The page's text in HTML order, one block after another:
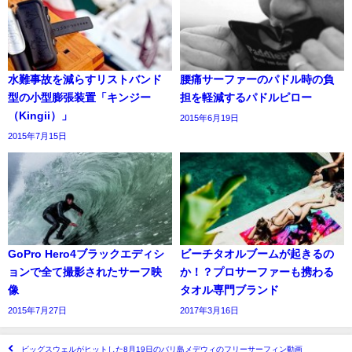
水難事故を減らすリストバンド
型の小型膨張装置「キンジー
（Kingii）」
2015年7月15日
腰痛サーファーのパドル時の負
担を軽減するパドルピロー
2015年6月19日
GoPro Hero4ブラックエディシ
ョンで全て撮影されたサーフ映
像
2015年7月27日
ビーチタオルブームが起きるの
か！？プロサーファーも携わる
タオル専門ブランド
2017年3月16日
ビッグスウェルがヒットした8月19日のバリ島メデウィのフリーサーフィン動画